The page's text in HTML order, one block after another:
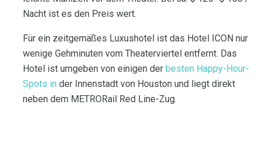
Nacht ist es den Preis wert.
Für ein zeitgemäßes Luxushotel ist das Hotel ICON nur
wenige Gehminuten vom Theaterviertel entfernt. Das
Hotel ist umgeben von einigen der besten Happy-Hour-
Spots in der Innenstadt von Houston und liegt direkt
neben dem METRORail Red Line-Zug.